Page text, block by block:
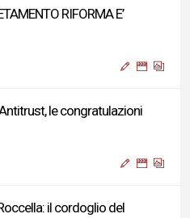
RIFORMA E’
le congratulazioni
il cordoglio del